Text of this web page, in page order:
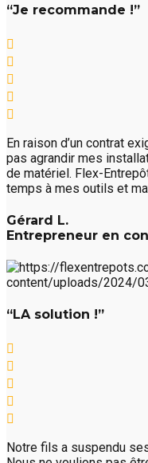
“Je recommande !”
En raison d’un contrat
pas agrandir mes
de matériel. Flex-
temps à mes outils et
Gérard L.
Entrepreneur en
“LA solution !”
Notre fils a suspendu